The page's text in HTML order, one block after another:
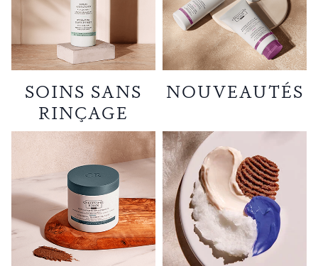
SOINS SANS
RINÇAGE
NOUVEAUTÉS